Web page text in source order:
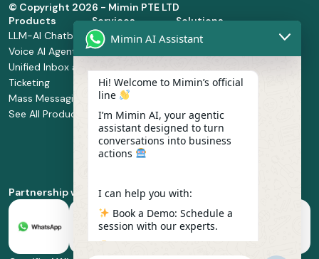
© Copyright 2026 - Mimin PTE LTD
Products
LLM-AI Chatbot
Voice AI Agents
Unified Inbox and
Ticketing
Mass Messaging
See All Products
Services
Solution Design
and
Manage Service
Integration
Service
Implementation
Whatsapp
Business Platform
Solutions
Retail and
Health and
Food and
Beverage
Partnership with
Mimin AI Assistant
Hi! Welcome to Mimin’s official
line
I’m Mimin AI, your agentic
assistant designed to turn
conversations into business
actions
I can help you with:
Book a Demo: Schedule a
session with our experts.
Pricing & Plans: Find the